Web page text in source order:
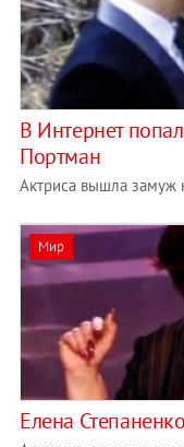
В Интернет
Портман
Актриса вышла замуж
Мир
Елена